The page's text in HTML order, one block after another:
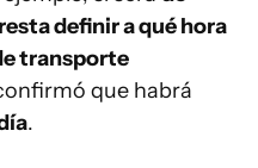
resta definir a qué hora
transporte
que habrá
.